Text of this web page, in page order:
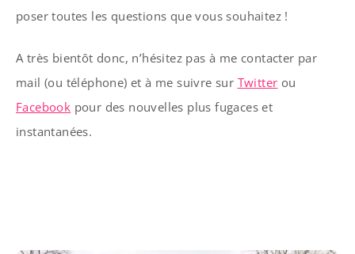
poser toutes les questions que vous souhaitez !
A très bientôt donc, n’hésitez pas à me contacter par
mail (ou téléphone) et à me suivre sur Twitter ou
Facebook pour des nouvelles plus fugaces et
instantanées.